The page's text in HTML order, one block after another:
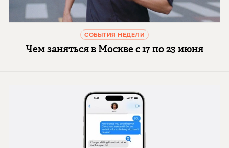
СОБЫТИЯ НЕДЕЛИ
Чем заняться в Москве с 17 по 23 июня